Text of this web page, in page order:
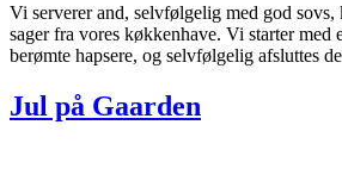
Vi serverer and, selvfølgelig med god
sager fra vores køkkenhave. Vi starter med
berømte hapsere, og selvfølgelig afsluttes
Jul på Gaarden